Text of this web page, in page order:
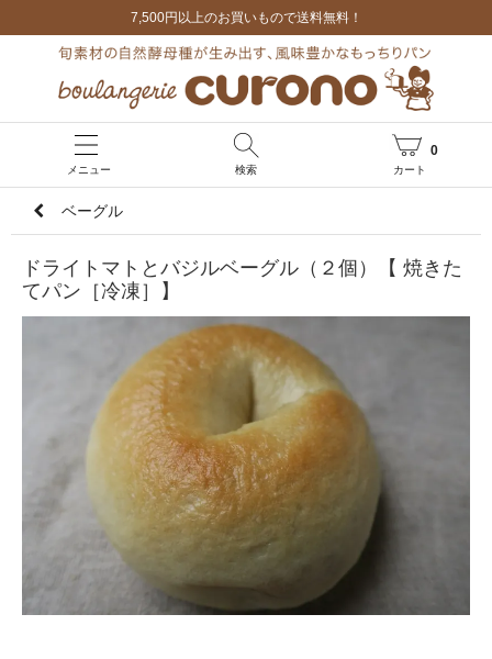
7,500円以上のお買いもので送料無料！
メニュー 検索 カート
0
ベーグル
ドライトマトとバジルベーグル（２個）【 焼きた
てパン［冷凍］】